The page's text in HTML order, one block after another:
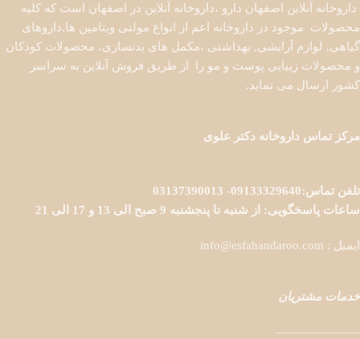
داروخانه آنلاین اصفهان دارو ،داروخانه آنلاین در اصفهان است که کلیه
محصولات موجود در داروخانه اعم از انواع مولتی ویتامین ها,داروهای
گیاهی, لوازم آرایشی, بهداشتی ،مکمل های بدنسازی، محصولات کودکان
و محصولات زیبایی پوست و مو را از طریق فروش آنلاین به سراسر
کشور ارسال می نماید.
مرکز تماس داروخانه دکتر علوی
تلفن تماس:09133329640- 03137390013
ساعات پاسخگویی: از شنبه تا پنجشنبه 9 صبح الی 13 و 17 الی 21
ایمیل : info@esfahandaroo.com
خدمات مشتریان
———————